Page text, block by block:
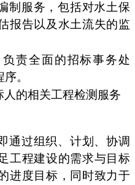
制服务，包括对水土保
报告以及水土流失的监
责全面的招标事务处
。
的相关工程检测服务
通过组织、计划、协调
工程建设的需求与目标
进度目标，同时致力于